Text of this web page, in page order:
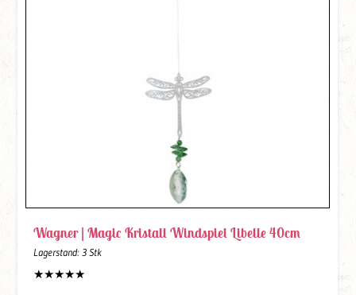
Wagner |Magic Kristall Windspiel Libelle 40cm
Lagerstand: 3 Stk